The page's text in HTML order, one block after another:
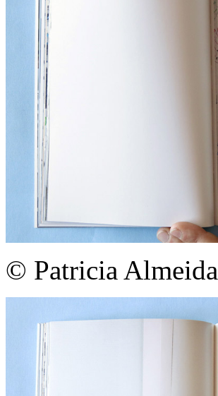
© Patricia Almeida